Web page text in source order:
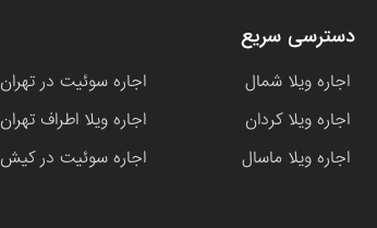
دسترسی سریع
اجاره ویلا شمال اجاره سوئیت در تهران
اجاره ویلا کردان
اجاره ویلا اطراف تهران
اجاره ویلا ماسال
اجاره سوئیت در کیش